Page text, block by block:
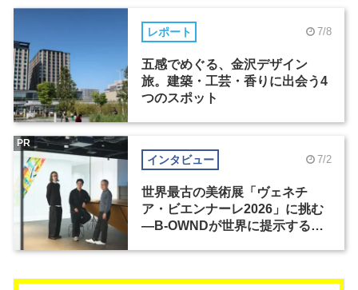
レポート 7/8
五感でめぐる、金沢デザイン
旅。建築・工芸・香りに出会う4
つのスポット
インタビュー 7/2
世界最古の美術展「ヴェネチ
ア・ビエンナーレ2026」に挑む
―B-OWNDが世界に提示する美
PR